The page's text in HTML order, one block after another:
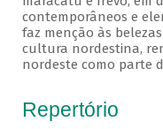
contemporâneos e
faz menção às
cultura nordestina,
nordeste como parte
Repertório